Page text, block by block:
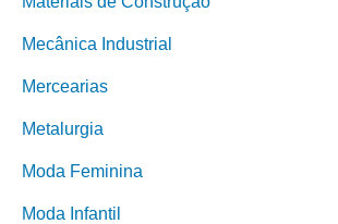
Mecânica Industrial
Mercearias
Metalurgia
Moda Feminina
Moda Infantil